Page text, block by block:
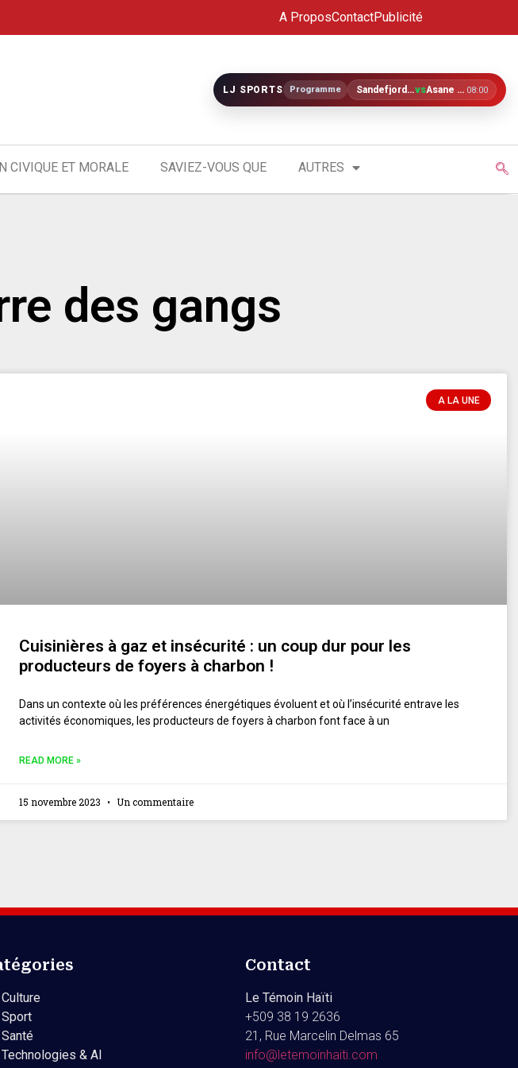
A ProposContactPublicité
LJ SPORTS Programme Sandefjord U19vs Åsane U19 08:00
CIVIQUE ET MORALE SAVIEZ-VOUS QUE AUTRES
des gangs
A LA UNE
Cuisinières à gaz et insécurité : un coup dur pour les
producteurs de foyers à charbon !
Dans un contexte où les préférences énergétiques évoluent et où l’insécurité entrave les
activités économiques, les producteurs de foyers à charbon font face à un
READ MORE »
15 novembre 2023 Un commentaire
Culture
Sport
Santé
Technologies & AI
Contact
Le Témoin Haïti
+509 38 19 2636
21, Rue Marcelin Delmas 65
info@letemoinhaiti.com